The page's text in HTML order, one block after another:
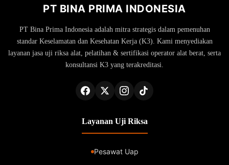
PT BINA PRIMA INDONESIA
PT Bina Prima Indonesia adalah mitra strategis dalam pemenuhan
standar Keselamatan dan Kesehatan Kerja (K3). Kami menyediakan
layanan jasa uji riksa alat, pelatihan & sertifikasi operator alat berat, serta
konsultansi K3 yang terakreditasi.
Layanan Uji Riksa
Pesawat Uap